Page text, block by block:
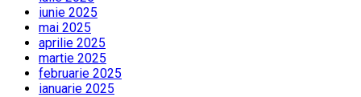
iunie 2025
mai 2025
aprilie 2025
martie 2025
februarie 2025
ianuarie 2025